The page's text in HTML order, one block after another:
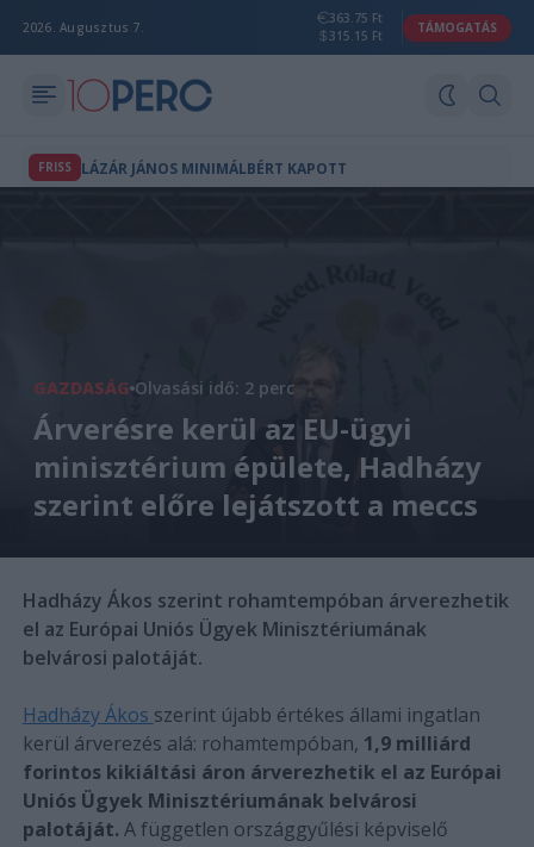
2026. Augusztus 7.
363.75 Ft
315.15 Ft
TÁMOGATÁS
FRISS LÁZÁR JÁNOS MINIMÁLBÉRT KAPOTT
GAZDASÁG Olvasási idő: 2 perc
Árverésre kerül az EU-ügyi
minisztérium épülete, Hadházy
szerint előre lejátszott a meccs
Hadházy Ákos szerint rohamtempóban árverezhetik
el az Európai Uniós Ügyek Minisztériumának
belvárosi palotáját.
Hadházy Ákos szerint újabb értékes állami ingatlan
kerül árverezés alá: rohamtempóban, 1,9 milliárd
forintos kikiáltási áron árverezhetik el az Európai
Uniós Ügyek Minisztériumának belvárosi
palotáját. A független országgyűlési képviselő